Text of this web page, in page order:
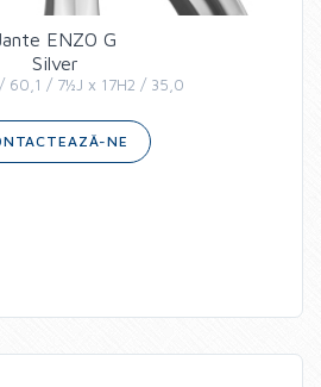
ENZO G
Silver
60,1 / 7½J x 17H2 / 35,0
NE